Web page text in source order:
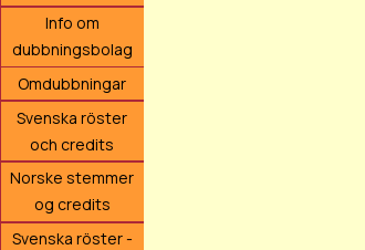
Info om
dubbningsbolag
Omdubbningar
Svenska röster
och credits
Norske stemmer
og credits
Svenska röster -